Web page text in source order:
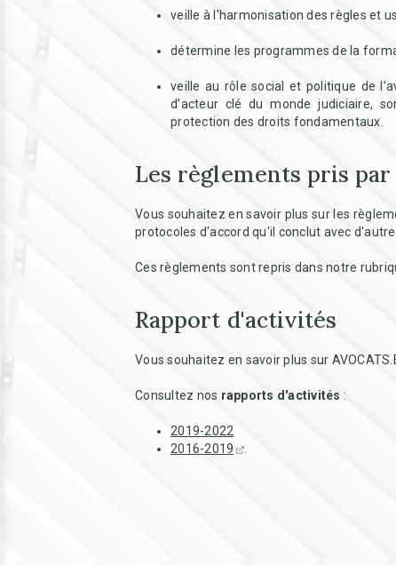
veille à l'harmonisation des règles et
détermine les programmes de la
veille au rôle social et politique de
d’acteur clé du monde judiciaire,
protection des droits fondamentaux.
Les règlements pris par
Vous souhaitez en savoir plus sur les
protocoles d'accord qu'il conclut avec
Ces règlements sont repris dans notre
Rapport d'activités
Vous souhaitez en savoir plus sur
Consultez nos rapports d'activités :
2019-2022
2016-2019